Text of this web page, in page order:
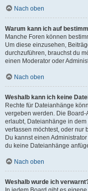
Nach oben
Warum kann ich auf
Manche Foren können
Um diese einzusehen,
durchzuführen, brauchst du
einen Moderator oder
Nach oben
Weshalb kann ich keine
Rechte für Dateianhänge
vergeben werden. Die
erlaubt, Dateianhänge in
verfassen möchtest, oder nur
Du kannst einen
du keine Dateianhänge
Nach oben
Weshalb wurde ich